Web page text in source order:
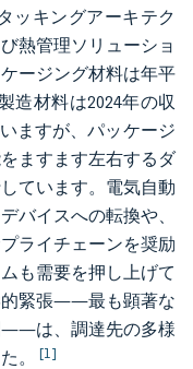
ッキングアーキテク
熱管理ソリューショ
ージング材料は年平
造材料は2024年の収
ますが、パッケージ
ますます左右するダ
ています。電気自動
バイスへの転換や、
ライチェーンを奨励
も需要を押し上げて
的緊張——最も顕著な
——は、調達先の多様
。 [1]